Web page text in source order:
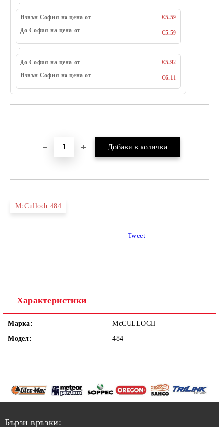
Извън София на цена от
€5.59
До София на цена от
€5.59
До София на цена от
€5.92
Извън София на цена от
€6.11
McCulloch 484
Tweet
Характеристики
Марка:
McCULLOCH
Модел:
484
Бързи връзки: